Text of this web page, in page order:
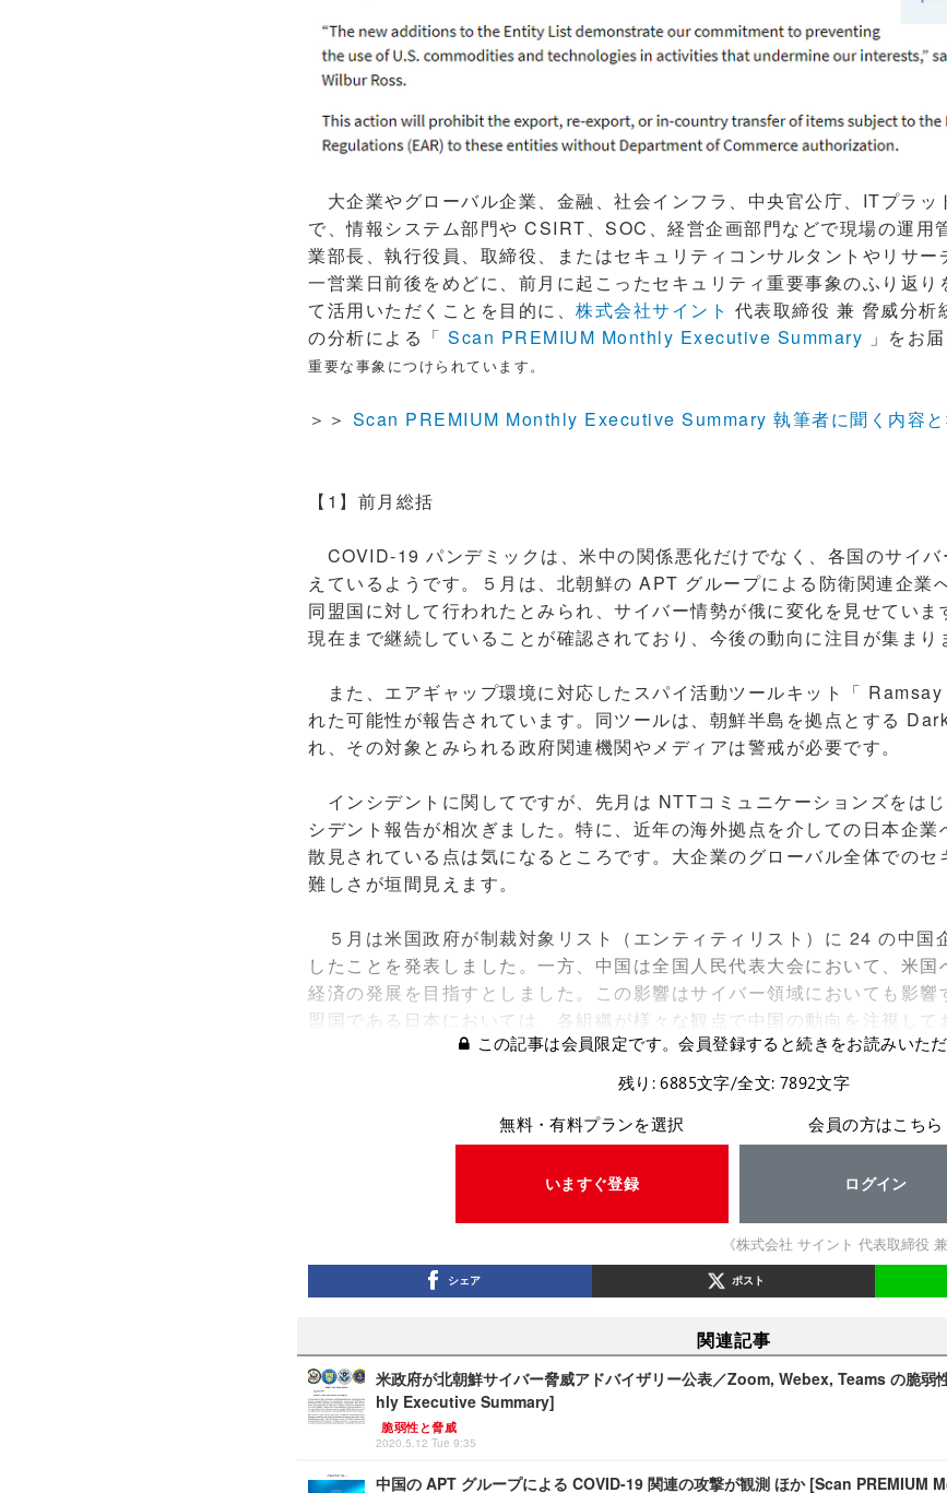
大企業やグローバル企業、金融、社会インフラ、中央官公庁、ITプラッ
で、情報システム部門や CSIRT、SOC、経営企画部門などで現場の運用
業部長、執行役員、取締役、またはセキュリティコンサルタントやリサ
一営業日前後をめどに、前月に起こったセキュリティ重要事象のふり返り
て活用いただくことを目的に、 株式会社サイント 代表取締役 兼 脅威分析
の分析による「 Scan PREMIUM Monthly Executive Summary 」をお
重要な事象につけられています。
＞＞ Scan PREMIUM Monthly Executive Summary 執筆者に聞く内容と
【1】前月総括
COVID-19 パンデミックは、米中の関係悪化だけでなく、各国のサイ
えているようです。５月は、北朝鮮の APT グループによる防衛関連企業
同盟国に対して行われたとみられ、サイバー情勢が俄に変化を見せていま
現在まで継続していることが確認されており、今後の動向に注目が集まり
また、エアギャップ環境に対応したスパイ活動ツールキット「 Ramsay
れた可能性が報告されています。同ツールは、朝鮮半島を拠点とする
れ、その対象とみられる政府関連機関やメディアは警戒が必要です。
インシデントに関してですが、先月は NTTコミュニケーションズをは
シデント報告が相次ぎました。特に、近年の海外拠点を介しての日本企
散見されている点は気になるところです。大企業のグローバル全体での
難しさが垣間見えます。
５月は米国政府が制裁対象リスト（エンティティリスト）に 24 の中国
したことを発表しました。一方、中国は全国人民代表大会において、米
経済の発展を目指すとしました。この影響はサイバー領域においても影響
盟国である日本においては、各組織が様々な観点で中国の動向を注視して
この記事は会員限定です。会員登録すると続きをお読みいただ
残り: 6885文字/全文: 7892文字
無料・有料プランを選択
いますぐ登録
会員の方はこちら
ログイン
《株式会社 サイント 代表取締役
シェア ポスト
関連記事
米政府が北朝鮮サイバー脅威アドバイザリー公表／Zoom, Webex, Teams の脆
hly Executive Summary]
脆弱性と脅威
2020.5.12 Tue 9:35
中国の APT グループによる COVID-19 関連の攻撃が観測 ほか [Scan